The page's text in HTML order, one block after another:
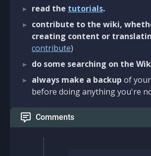
read the tutorials.
contribute to the wiki,
creating content or
contribute)
do some searching on the
always make a backup of your
before doing anything you're
Comments